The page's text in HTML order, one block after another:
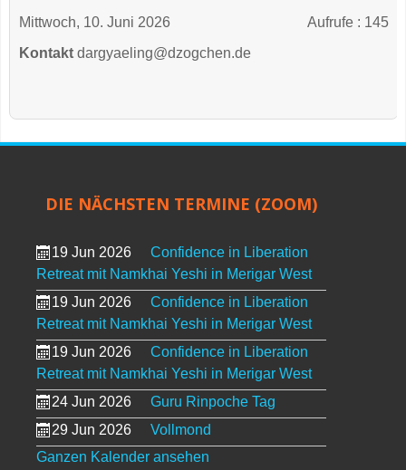
Mittwoch, 10. Juni 2026 Aufrufe: 145
Kontakt dargyaeling@dzogchen.de
DIE NÄCHSTEN TERMINE (ZOOM)
19 Jun 2026
Confidence in Liberation
Retreat mit Namkhai Yeshi in Merigar West
19 Jun 2026
Confidence in Liberation
Retreat mit Namkhai Yeshi in Merigar West
19 Jun 2026
Confidence in Liberation
Retreat mit Namkhai Yeshi in Merigar West
24 Jun 2026
Guru Rinpoche Tag
29 Jun 2026
Vollmond
Ganzen Kalender ansehen